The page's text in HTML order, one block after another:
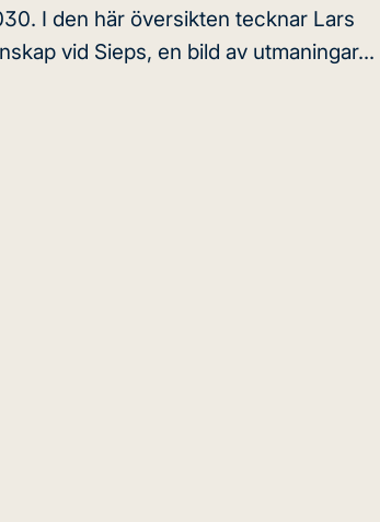
I den här översikten tecknar Lars
vid Sieps, en bild av utmaningar...